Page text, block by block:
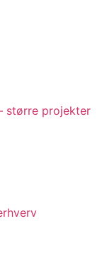
større projekter